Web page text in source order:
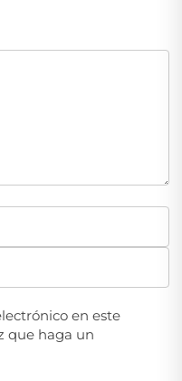
en este
que haga un